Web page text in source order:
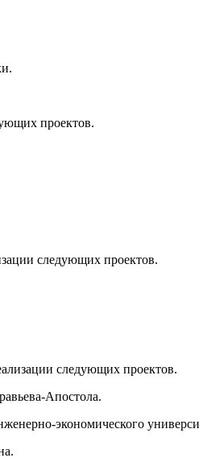
проектов.
следующих проектов.
следующих проектов.
Апостола.
экономического